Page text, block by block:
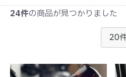
24件の商品が見つかりました